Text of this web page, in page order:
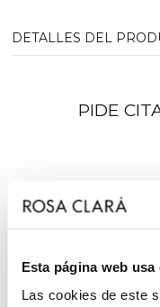
Esta página web usa
Las cookies de este
DETALLES DEL
PIDE